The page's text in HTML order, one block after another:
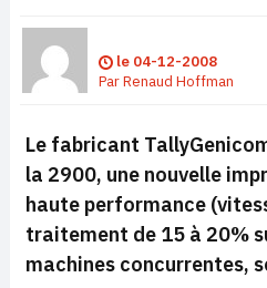
le 04-12-2008
ParRenaud Hoffman
Le fabricant
la 2900, une nouvelle
haute performance
traitement de 15 à 20%
machines concurrentes,